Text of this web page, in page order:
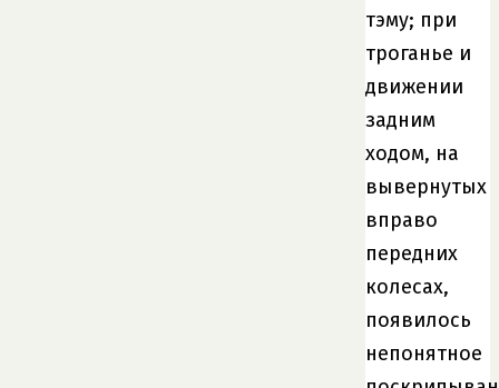
тэму; при
троганье и
движении
задним
ходом, на
вывернутых
вправо
передних
колесах,
появилось
непонятное